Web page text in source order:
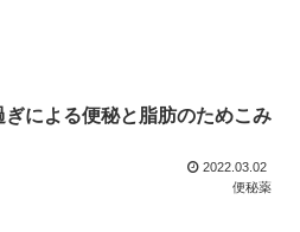
による便秘と脂肪のためこみ
2022.03.02
便秘薬